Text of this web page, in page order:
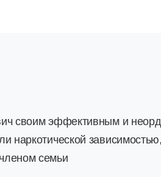
своим эффективным и
наркотической
семьи